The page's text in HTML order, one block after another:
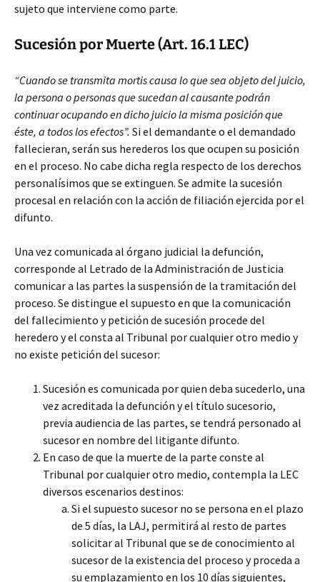
sujeto que interviene como parte.
Sucesión por Muerte (Art. 16.1 LEC)
“Cuando se transmita mortis causa lo que sea objeto del juicio,
la persona o personas que sucedan al causante podrán
continuar ocupando en dicho juicio la misma posición que
éste, a todos los efectos”. Si el demandante o el demandado
fallecieran, serán sus herederos los que ocupen su posición
en el proceso. No cabe dicha regla respecto de los derechos
personalísimos que se extinguen. Se admite la sucesión
procesal en relación con la acción de filiación ejercida por el
difunto.
Una vez comunicada al órgano judicial la defunción,
corresponde al Letrado de la Administración de Justicia
comunicar a las partes la suspensión de la tramitación del
proceso. Se distingue el supuesto en que la comunicación
del fallecimiento y petición de sucesión procede del
heredero y el consta al Tribunal por cualquier otro medio y
no existe petición del sucesor:
Sucesión es comunicada por quien deba sucederlo, una
vez acreditada la defunción y el título sucesorio,
previa audiencia de las partes, se tendrá personado al
sucesor en nombre del litigante difunto.
En caso de que la muerte de la parte conste al
Tribunal por cualquier otro medio, contempla la LEC
diversos escenarios destinos:
Si el supuesto sucesor no se persona en el plazo
de 5 días, la LAJ, permitirá al resto de partes
solicitar al Tribunal que se de conocimiento al
sucesor de la existencia del proceso y proceda a
su emplazamiento en los 10 días siguientes,